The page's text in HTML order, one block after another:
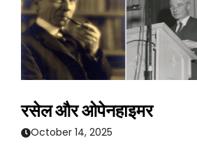
रसेल और ओपेनहाइमर
October 14, 2025